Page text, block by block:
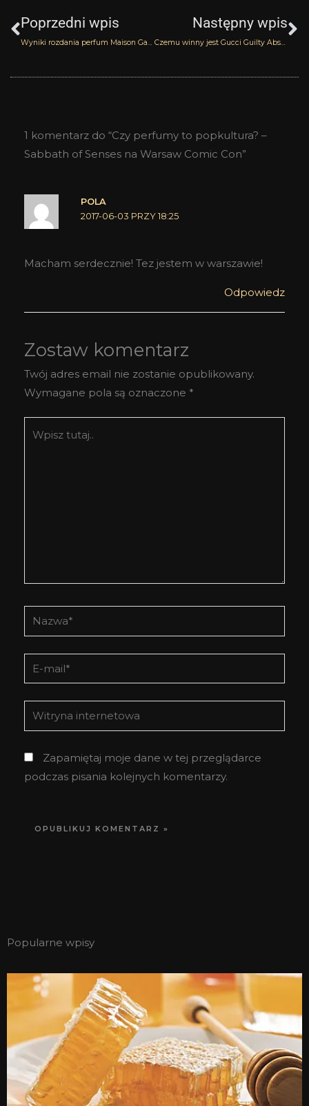
Poprzedni wpis
Wyniki rozdania perfum Maison Gabriella Chieffo
Następny wpis
Czemu winny jest Gucci Guilty Absolute?
1 komentarz do “Czy perfumy to popkultura? –
Sabbath of Senses na Warsaw Comic Con”
POLA
2017-06-03 PRZY 18:25
Macham serdecznie! Tez jestem w warszawie!
Odpowiedz
Zostaw komentarz
Twój adres email nie zostanie opublikowany.
Wymagane pola są oznaczone *
tutaj..
Nazwa*
E-
mail*
Witryna
internetowa
Zapamiętaj moje dane w tej przeglądarce
podczas pisania kolejnych komentarzy.
Popularne wpisy